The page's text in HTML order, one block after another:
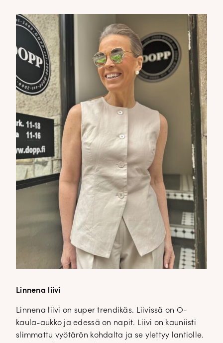
Linnena liivi
Linnena liivi on super trendikäs. Liivissä on O-
kaula-aukko ja edessä on napit. Liivi on kauniisti
slimmattu vyötärön kohdalta ja se ylettyy lantiolle.